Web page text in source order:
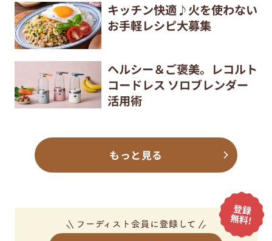
キッチン快適♪火を使わない
お手軽レシピ大募集
ヘルシー＆ご褒美。レコルト
コードレス ソロブレンダー
活用術
もっと見る